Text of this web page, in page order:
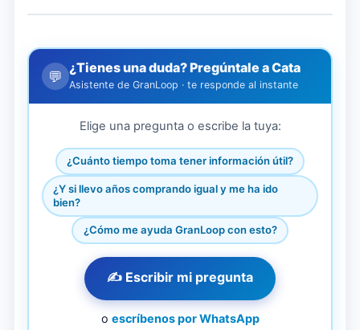
💬
¿Tienes una duda? Pregúntale a Cata
Asistente de GranLoop · te responde al instante
Elige una pregunta o escribe la tuya:
¿Cuánto tiempo toma tener información útil?
¿Y si llevo años comprando igual y me ha ido
bien?
¿Cómo me ayuda GranLoop con esto?
✍️ Escribir mi pregunta
o escríbenos por WhatsApp